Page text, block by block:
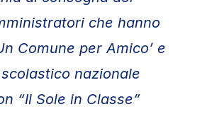
che hanno
Comune per Amico’ e
nazionale
“Il Sole in Classe”